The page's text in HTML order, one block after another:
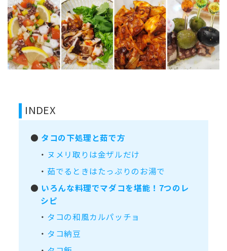
INDEX
● タコの下処理と茹で方
・ ヌメリ取りは金ザルだけ
・ 茹でるときはたっぷりのお湯で
● いろんな料理でマダコを堪能！7つのレ
シピ
・ タコの和風カルパッチョ
・ タコ納豆